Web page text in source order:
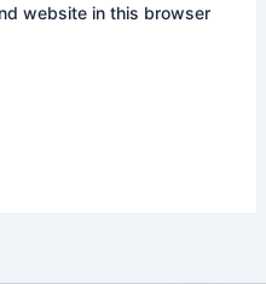
website in this browser